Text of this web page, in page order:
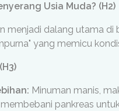
Usia Muda? (H2)
menjadi dalang utama
yang memicu
Minuman manis,
pankreas